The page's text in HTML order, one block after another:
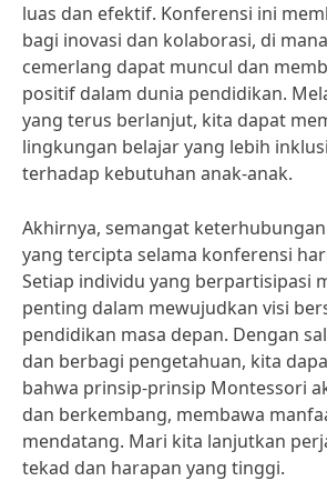
luas dan efektif. Konferensi ini
bagi inovasi dan kolaborasi, di
cemerlang dapat muncul dan
positif dalam dunia pendidikan.
yang terus berlanjut, kita dapat
lingkungan belajar yang lebih
terhadap kebutuhan anak-anak.
Akhirnya, semangat
yang tercipta selama konferensi
Setiap individu yang berpartisipasi
penting dalam mewujudkan visi
pendidikan masa depan. Dengan
dan berbagi pengetahuan, kita
bahwa prinsip-prinsip Montessori
dan berkembang, membawa
mendatang. Mari kita lanjutkan
tekad dan harapan yang tinggi.